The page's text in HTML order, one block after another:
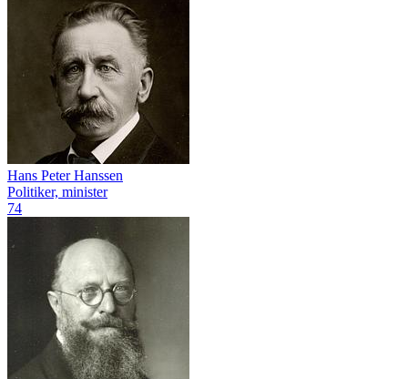
Hans Peter Hanssen
Politiker, minister
74